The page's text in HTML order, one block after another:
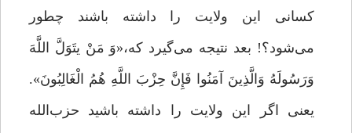
کسانى این ولایت را داشته باشند چطور
مى‌‌شود؟! بعد نتیجه مى‌‌گیرد که،«وَ مَنْ یتَوَلَّ اللَّهَ
وَرَسُولَهُ وَالَّذِینَ آمَنُوا فَإِنَّ حِزْبَ اللَّهِ هُمُ الْغَالِبُونَ».
یعنى اگر این ولایت را داشته باشید حزب‌الله